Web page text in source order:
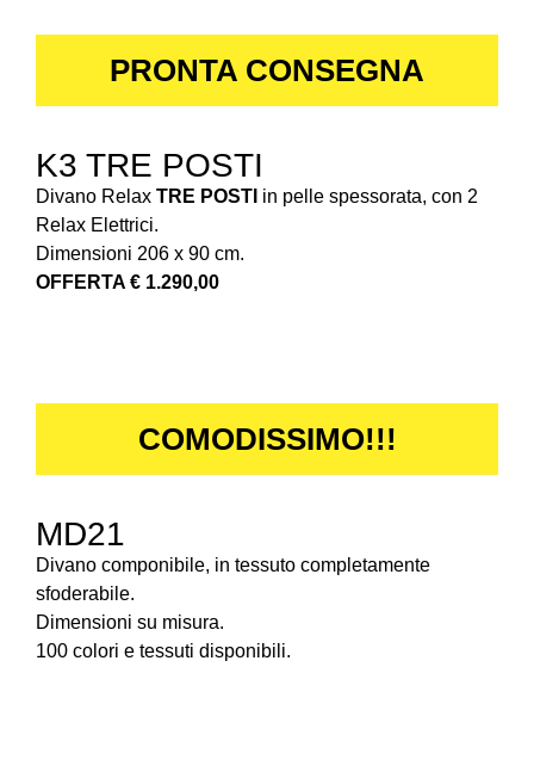
PRONTA CONSEGNA
K3 TRE POSTI
Divano Relax TRE POSTI in pelle spessorata, con 2
Relax Elettrici.
Dimensioni 206 x 90 cm.
OFFERTA € 1.290,00
COMODISSIMO!!!
MD21
Divano componibile, in tessuto completamente
sfoderabile.
Dimensioni su misura.
100 colori e tessuti disponibili.